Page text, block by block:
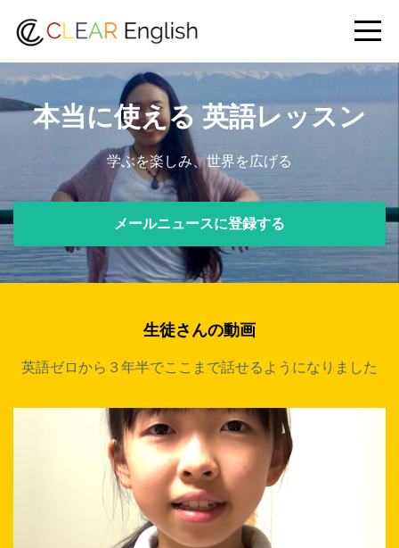
本当に使える 英語レッスン
学ぶを楽しみ、世界を広げる
メールニュースに登録する
生徒さんの動画
英語ゼロから３年半でここまで話せるようになりました